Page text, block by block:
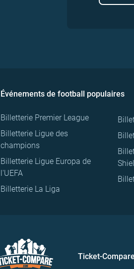
Événements de football populaires
Billetterie Premier League
Billetterie Ligue des
champions
Billetterie Ligue Europa de
l'UEFA
Billetterie La Liga
Ticket-